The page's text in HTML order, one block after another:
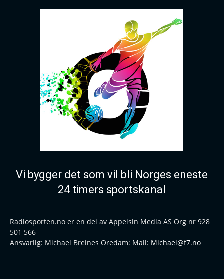
Vi bygger det som vil bli Norges eneste
24 timers sportskanal
Radiosporten.no er en del av Appelsin Media AS Org nr 928
501 566
Ansvarlig: Michael Breines Oredam: Mail: Michael@f7.no